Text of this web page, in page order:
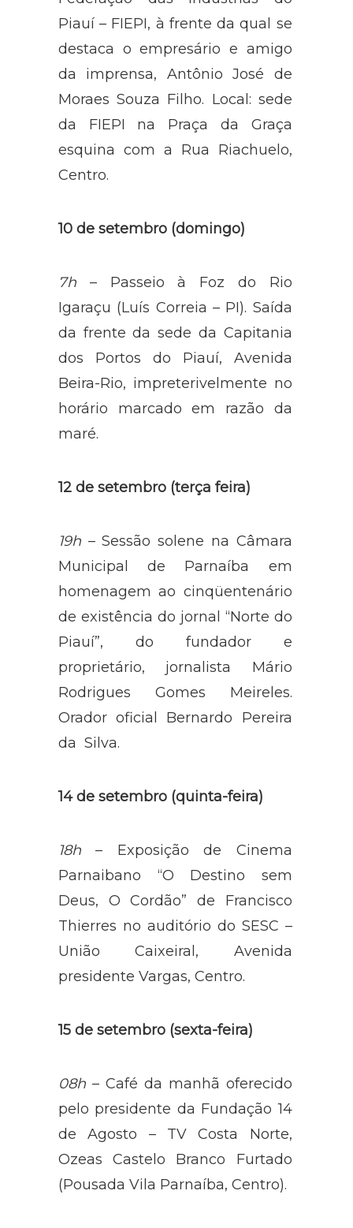
Piauí – FIEPI, à frente da qual se
destaca o empresário e amigo
da imprensa, Antônio José de
Moraes Souza Filho. Local: sede
da FIEPI na Praça da Graça
esquina com a Rua Riachuelo,
Centro.
10 de setembro (domingo)
7h – Passeio à Foz do Rio
Igaraçu (Luís Correia – PI). Saída
da frente da sede da Capitania
dos Portos do Piauí, Avenida
Beira-Rio, impreterivelmente no
horário marcado em razão da
maré.
12 de setembro (terça feira)
19h – Sessão solene na Câmara
Municipal de Parnaíba em
homenagem ao cinqüentenário
de existência do jornal “Norte do
Piauí”, do fundador e
proprietário, jornalista Mário
Rodrigues Gomes Meireles.
Orador oficial Bernardo Pereira
da Silva.
14 de setembro (quinta-feira)
18h– Exposição de Cinema
Parnaibano “O Destino sem
Deus, O Cordão” de Francisco
Thierres no auditório do SESC –
União Caixeiral, Avenida
presidente Vargas, Centro.
15 de setembro (sexta-feira)
08h – Café da manhã oferecido
pelo presidente da Fundação 14
de Agosto – TV Costa Norte,
Ozeas Castelo Branco Furtado
(Pousada Vila Parnaíba, Centro).